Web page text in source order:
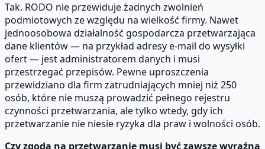
Tak. RODO nie przewiduje żadnych zwolnień
podmiotowych ze względu na wielkość firmy. Nawet
jednoosobowa działalność gospodarcza przetwarzająca
dane klientów — na przykład adresy e-mail do wysyłki
ofert — jest administratorem danych i musi
przestrzegać przepisów. Pewne uproszczenia
przewidziano dla firm zatrudniających mniej niż 250
osób, które nie muszą prowadzić pełnego rejestru
czynności przetwarzania, ale tylko wtedy, gdy ich
przetwarzanie nie niesie ryzyka dla praw i wolności osób.
Czy zgoda na przetwarzanie musi być zawsze wyraźna